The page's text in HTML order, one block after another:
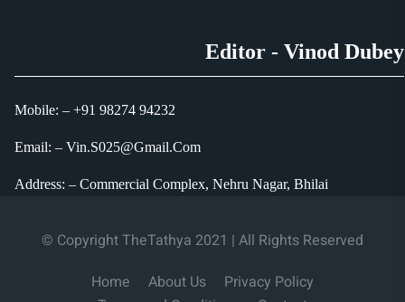
Editor - Vinod Dubey
Mobile: – +91 98274 94232
Email: – Vin.S025@Gmail.Com
Address: – Commercial Complex, Nehru Nagar, Bhilai
© Copyright TheTathya 2021 | All Rights Reserved
Home
About Us
Privacy Policy